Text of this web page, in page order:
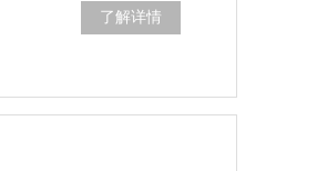
了解详情